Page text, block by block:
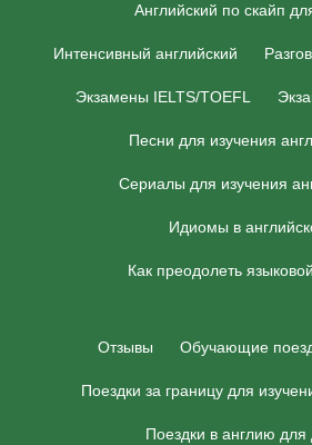
Английский по скайп
Интенсивный английский
Экзамены IELTS/TOEFL
Песни для изучения
Сериалы для изучения
Идиомы в
Как преодолеть
Отзывы Обучающие
Поездки за границу для
Поездки в англию для